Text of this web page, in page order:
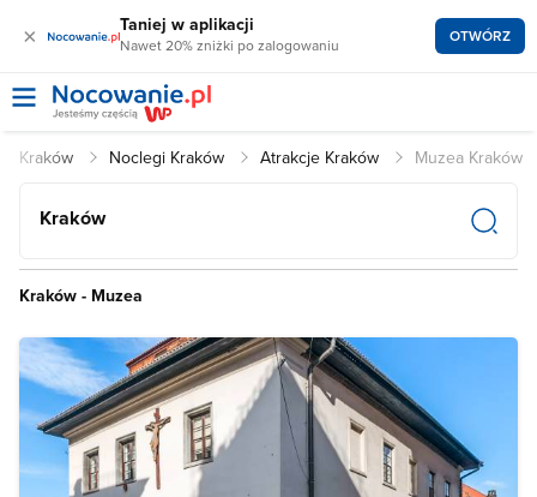
× Taniej w aplikacji
Nawet 20% zniżki po zalogowaniu OTWÓRZ
Kraków Noclegi Kraków Atrakcje Kraków Muzea Kraków
Kraków
Kraków - Muzea